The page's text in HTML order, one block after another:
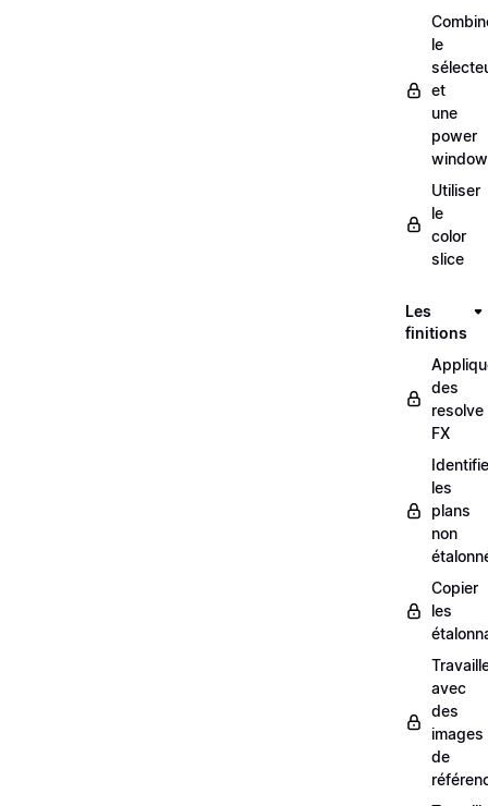
le
et
une
power
window
Utiliser
le
color
slice
Les
finitions
des
resolve
FX
les
plans
non
Copier
les
avec
des
images
de